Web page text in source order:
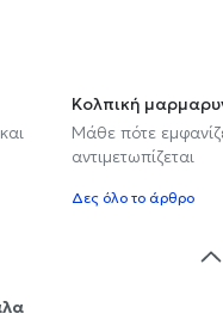
Κολπική
Μάθε πότε
αντιμετωπίζεται
Δες όλο το άρθρο